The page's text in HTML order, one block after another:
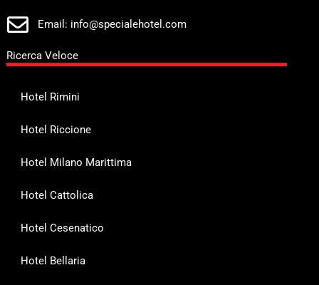
Email: info@specialehotel.com
Ricerca Veloce
Hotel Rimini
Hotel Riccione
Hotel Milano Marittima
Hotel Cattolica
Hotel Cesenatico
Hotel Bellaria